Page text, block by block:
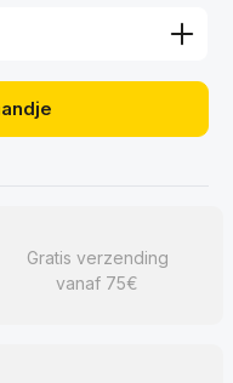
gewenste
Gratis verzending
vanaf 75€